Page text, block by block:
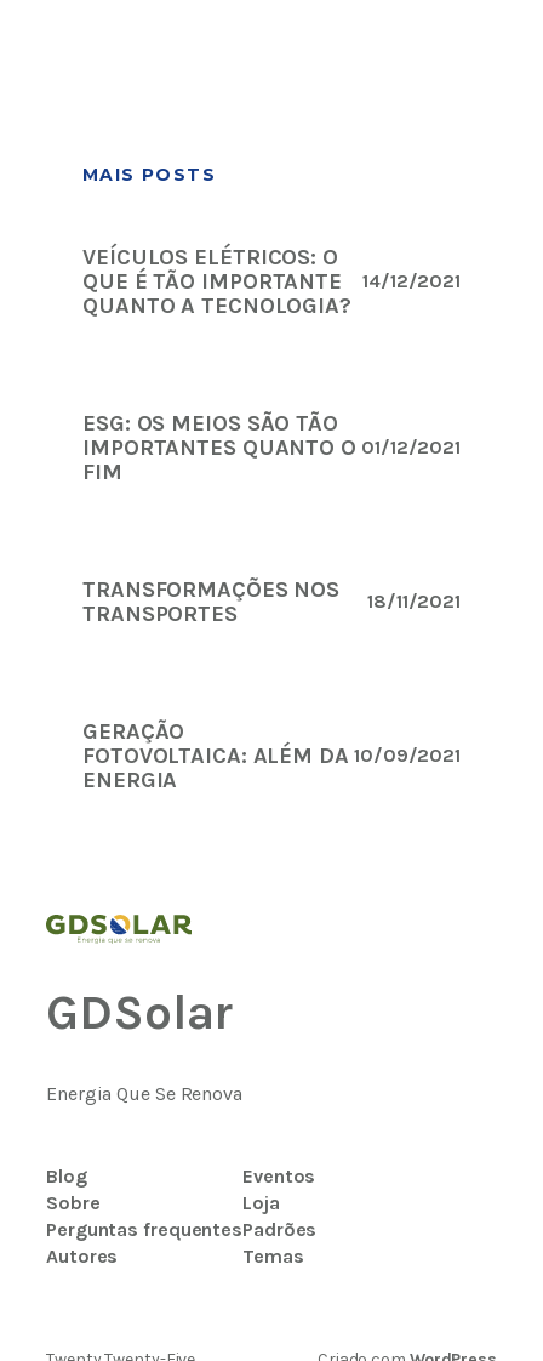
MAIS POSTS
VEÍCULOS ELÉTRICOS: O
QUE É TÃO IMPORTANTE
QUANTO A TECNOLOGIA?
14/12/2021
ESG: OS MEIOS SÃO TÃO
IMPORTANTES QUANTO O
FIM
01/12/2021
TRANSFORMAÇÕES NOS
TRANSPORTES
18/11/2021
GERAÇÃO
FOTOVOLTAICA: ALÉM DA
ENERGIA
10/09/2021
GDSolar
Energia Que Se Renova
Blog
Sobre
Perguntas frequentes
Autores
Eventos
Loja
Padrões
Temas